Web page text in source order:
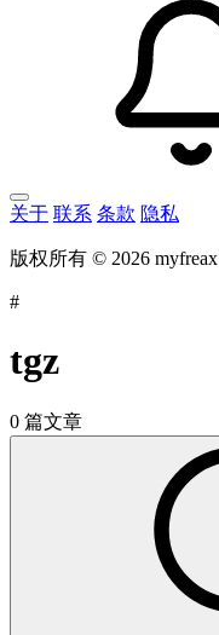
关于 联系 条款 隐私
版权所有 © 2026 myfreax
#
tgz
0 篇文章